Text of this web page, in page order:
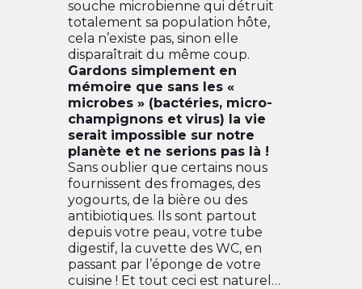
souche microbienne qui détruit
totalement sa population hôte,
cela n’existe pas, sinon elle
disparaîtrait du même coup.
Gardons simplement en
mémoire que sans les «
microbes » (bactéries, micro-
champignons et virus) la vie
serait impossible sur notre
planète et ne serions pas là !
Sans oublier que certains nous
fournissent des fromages, des
yogourts, de la bière ou des
antibiotiques. Ils sont partout
depuis votre peau, votre tube
digestif, la cuvette des WC, en
passant par l’éponge de votre
cuisine ! Et tout ceci est naturel…